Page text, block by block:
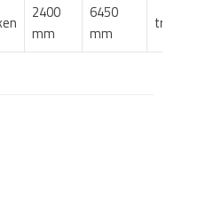
2400
mm
6450
mm